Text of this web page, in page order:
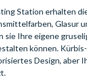
Station erhalten
Glasur
sie Ihre eigene
können.
Design, aber